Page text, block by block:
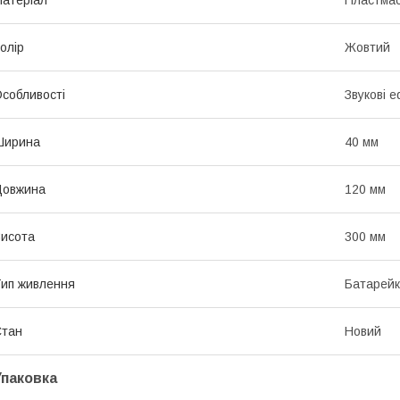
Жовтий
Звукові
40 мм
120 мм
300 мм
живлення
Новий